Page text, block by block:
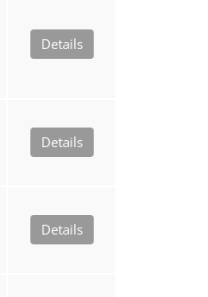
Details
Details
Details